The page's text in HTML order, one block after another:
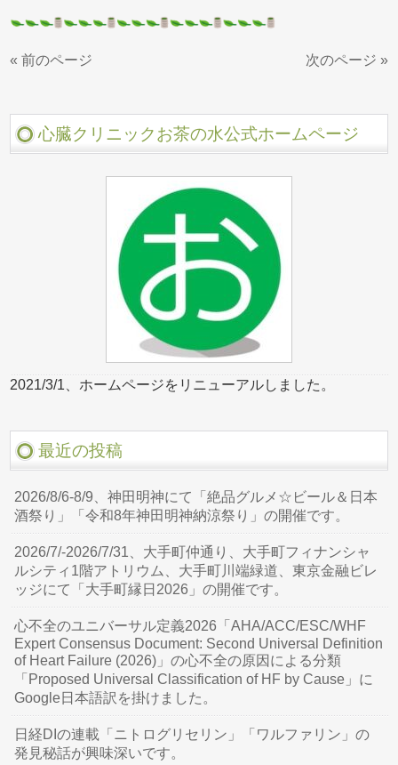
« 前のページ 次のページ »
心臓クリニックお茶の水公式ホームページ
2021/3/1、ホームページをリニューアルしました。
最近の投稿
2026/8/6-8/9、神田明神にて「絶品グルメ☆ビール＆日本
酒祭り」「令和8年神田明神納涼祭り」の開催です。
2026/7/-2026/7/31、大手町仲通り、大手町フィナンシャ
ルシティ1階アトリウム、大手町川端緑道、東京金融ビレ
ッジにて「大手町縁日2026」の開催です。
心不全のユニバーサル定義2026「AHA/ACC/ESC/WHF
Expert Consensus Document: Second Universal Definition
of Heart Failure (2026)」の心不全の原因による分類
「Proposed Universal Classification of HF by Cause」に
Google日本語訳を掛けました。
日経DIの連載「ニトログリセリン」「ワルファリン」の
発見秘話が興味深いです。